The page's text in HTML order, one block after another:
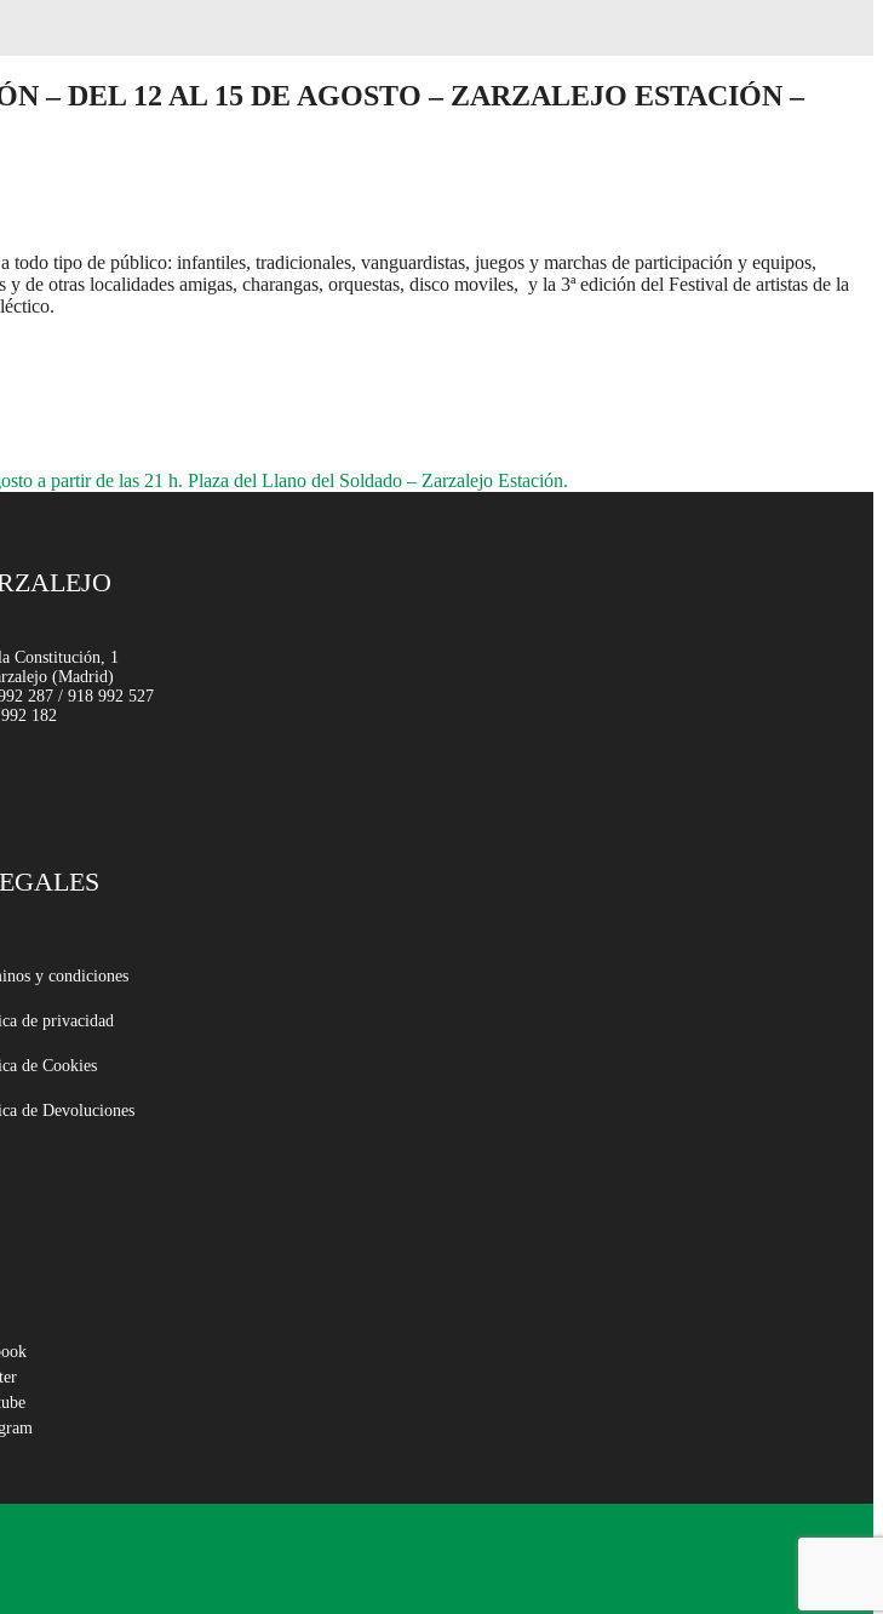
– DEL 12 AL 15 DE AGOSTO – ZARZALEJO ESTACIÓN –
tipo de público: infantiles, tradicionales, vanguardistas, juegos y marchas de participación y equipos,
de otras localidades amigas, charangas, orquestas, disco moviles, y la 3ª edición del Festival de artistas de la
a partir de las 21 h. Plaza del Llano del Soldado – Zarzalejo Estación.
Constitución, 1
(Madrid)
287 / 918 992 527
182
y condiciones
de privacidad
de Cookies
de Devoluciones